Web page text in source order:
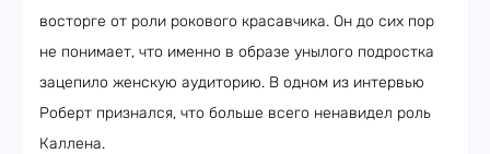
восторге от роли рокового красавчика. Он до сих пор
не понимает, что именно в образе унылого подростка
зацепило женскую аудиторию. В одном из интервью
Роберт признался, что больше всего ненавидел роль
Каллена.